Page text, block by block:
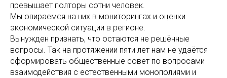
превышает полторы сотни человек.
Мы опираемся на них в мониторингах и оценки
экономической ситуации в регионе.
Вынужден признать, что остаются не решённые
вопросы. Так на протяжении пяти лет нам не удаётся
сформировать общественные совет по вопросами
взаимодействия с естественными монополиями и